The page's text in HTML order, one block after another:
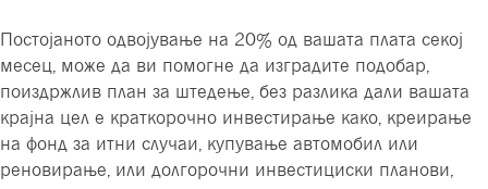
Постојаното одвојување на 20% од вашата плата секој
месец, може да ви помогне да изградите подобар,
поиздржлив план за штедење, без разлика дали вашата
крајна цел е краткорочно инвестирање како, креирање
на фонд за итни случаи, купување автомобил или
реновирање, или долгорочни инвестициски планови,